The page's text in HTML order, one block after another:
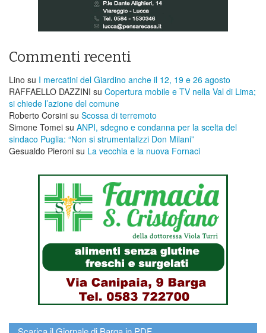
Commenti recenti
Lino su I mercatini del Giardino anche il 12, 19 e 26 agosto
RAFFAELLO DAZZINI su ​Copertura mobile e TV nella Val di Lima;
si chiede l’azione del comune
Roberto Corsini su Scossa di terremoto
Simone Tomei su ANPI, sdegno e condanna per la scelta del
sindaco Puglia: “Non si strumentalizzi Don Milani”
Gesualdo Pieroni su La vecchia e la nuova Fornaci